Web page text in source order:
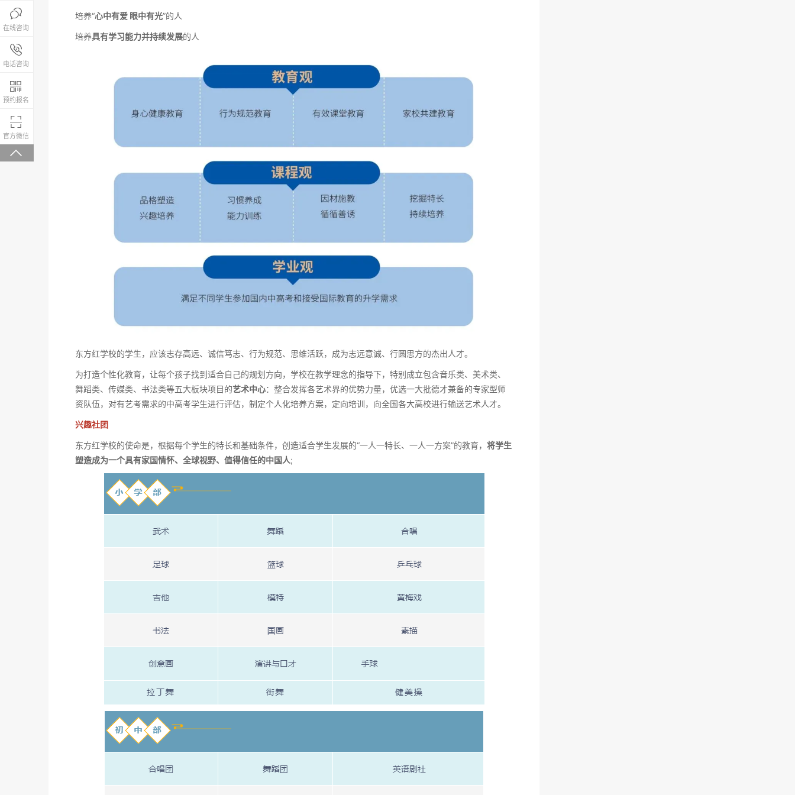
培养“心中有爱 眼中有光”的人
培养具有学习能力并持续发展的人
东方红学校的学生，应该志存高远、诚信笃志、行为规范、思维活跃，成为志远意诚、行圆思方的杰出人才。
为打造个性化教育，让每个孩子找到适合自己的规划方向，学校在教学理念的指导下，特别成立包含音乐类、美术类、
舞蹈类、传媒类、书法类等五大板块项目的艺术中心：整合发挥各艺术界的优势力量，优选一大批德才兼备的专家型师
资队伍，对有艺考需求的中高考学生进行评估，制定个人化培养方案，定向培训，向全国各大高校进行输送艺术人才。
兴趣社团
东方红学校的使命是，根据每个学生的特长和基础条件，创造适合学生发展的“一人一特长、一人一方案”的教育， 将学生
塑造成为一个具有家国情怀、全球视野、值得信任的中国人;

在线咨询

电话咨询

预约报名

官方微信
